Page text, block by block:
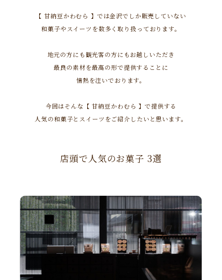
【 甘納豆かわむら 】では金沢でしか販売していない
和菓子やスイーツを数多く取り扱っております。
地元の方にも観光客の方にもお越しいただき
最良の素材を最高の形で提供することに
情熱を注いでおります。
今回はそんな【 甘納豆かわむら 】で提供する
人気の和菓子とスイーツをご紹介したいと思います。
店頭で人気のお菓子 3選